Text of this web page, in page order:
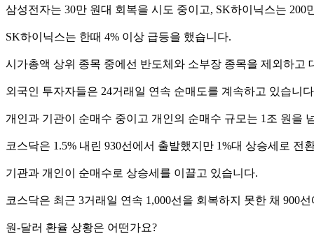
삼성전자는 30만 원대 회복을 시도 중이고, SK하이닉스는 200
SK하이닉스는 한때 4% 이상 급등을 했습니다.
시가총액 상위 종목 중에선 반도체와 소부장 종목을 제외하고
외국인 투자자들은 24거래일 연속 순매도를 계속하고 있습니
개인과 기관이 순매수 중이고 개인의 순매수 규모는 1조 원을
코스닥은 1.5% 내린 930선에서 출발했지만 1%대 상승세로 전
기관과 개인이 순매수로 상승세를 이끌고 있습니다.
코스닥은 최근 3거래일 연속 1,000선을 회복하지 못한 채 900
원-달러 환율 상황은 어떤가요?